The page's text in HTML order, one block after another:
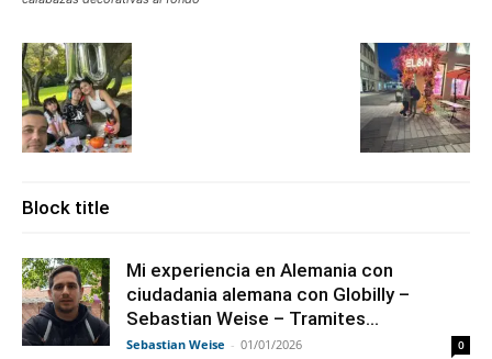
Block title
Mi experiencia en Alemania con
ciudadania alemana con Globilly –
Sebastian Weise – Tramites...
Sebastian Weise - 01/01/2026 0